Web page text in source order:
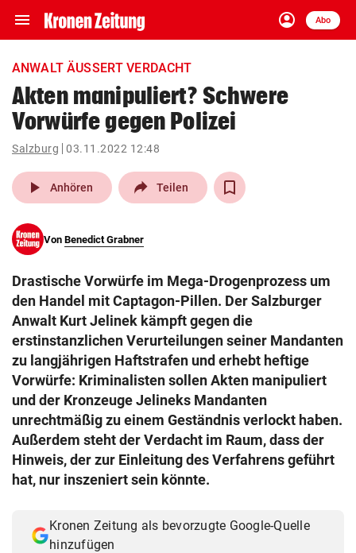
menu Navigation
ein-/ausklappen
account_circle
Anmelden
Abo
close Schließen
account_circle Anmelden
pin_drop
Wien arrow_right
search
eingeben
© Krone Multimedia GmbH & Co KG 2026
Muthgasse 2, 1190 Wien
ANWALT ÄUSSERT VERDACHT
Akten manipuliert? Schwere
Vorwürfe gegen Polizei
Salzburg 03.11.2022 12:48
play_arrow Anhören Teilen
Von Benedict Grabner
Drastische Vorwürfe im Mega-Drogenprozess um
den Handel mit Captagon-Pillen. Der Salzburger
Anwalt Kurt Jelinek kämpft gegen die
erstinstanzlichen Verurteilungen seiner Mandanten
zu langjährigen Haftstrafen und erhebt heftige
Vorwürfe: Kriminalisten sollen Akten manipuliert
und der Kronzeuge Jelineks Mandanten
unrechtmäßig zu einem Geständnis verlockt haben.
Außerdem steht der Verdacht im Raum, dass der
Hinweis, der zur Einleitung des Verfahrens geführt
hat, nur inszeniert sein könnte.
Kronen Zeitung als bevorzugte Google-Quelle
hinzufügen